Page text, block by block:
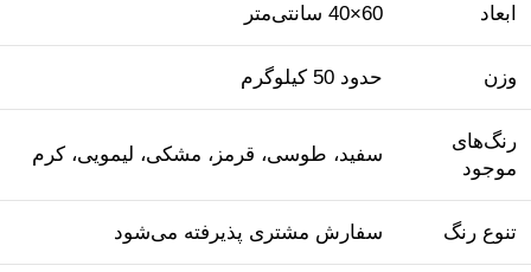
ابعاد 60×40 سانتی‌متر
وزن حدود 50 کیلوگرم
رنگ‌های
موجود
سفید، طوسی، قرمز، مشکی، لیمویی، کرم
تنوع رنگ سفارش مشتری پذیرفته می‌شود